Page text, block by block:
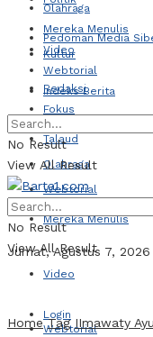
Pedoman Media
Redaksi
Talaud
Webtorial
Jumat, Agustus 7, 2026
Login
Kultur
Fokus
Olahraga
Mereka Menulis
Video
Webtorial
Olahraga
Mereka Menulis
Video
Webtorial
Indeks Berita
No Result
View All Result
No Result
View All Result
Home Tag IImawaty